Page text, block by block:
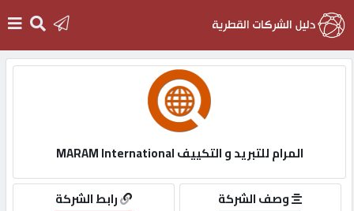
التسجيل
المرام للتبريد و التكييف MARAM International
رابط الشركة
وصف الشركة